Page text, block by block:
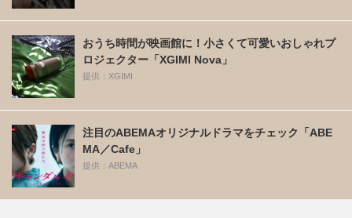
おうち時間が映画館に！小さくて可愛いおしゃれプ
ロジェクター「XGIMI Nova」
提供：XGIMI
注目のABEMAオリジナルドラマをチェック「ABE
MA／Cafe」
提供：ABEMA